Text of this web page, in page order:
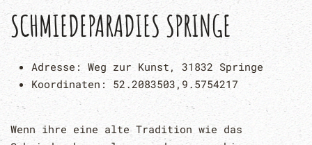
SCHMIEDEPARADIES SPRINGE
Adresse: Weg zur Kunst, 31832 Springe
Koordinaten:52.2083503,9.5754217
Wenn ihre eine alte Tradition wie das